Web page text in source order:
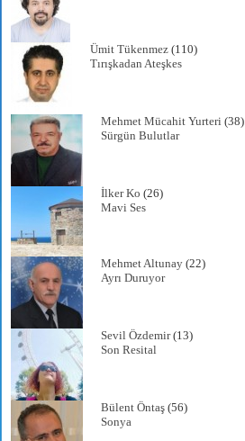
Ümit Tükenmez (110)
Tırışkadan Ateşkes
Mehmet Mücahit Yurteri (38)
Sürgün Bulutlar
İlker Ko (26)
Mavi Ses
Mehmet Altunay (22)
Ayrı Duruyor
Sevil Özdemir(13)
Son Resital
Bülent Öntaş (56)
Sonya